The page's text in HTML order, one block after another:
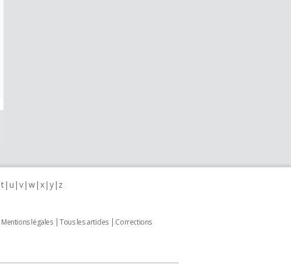
t u v w x y z
Mentions légales Tous les articles
Corrections